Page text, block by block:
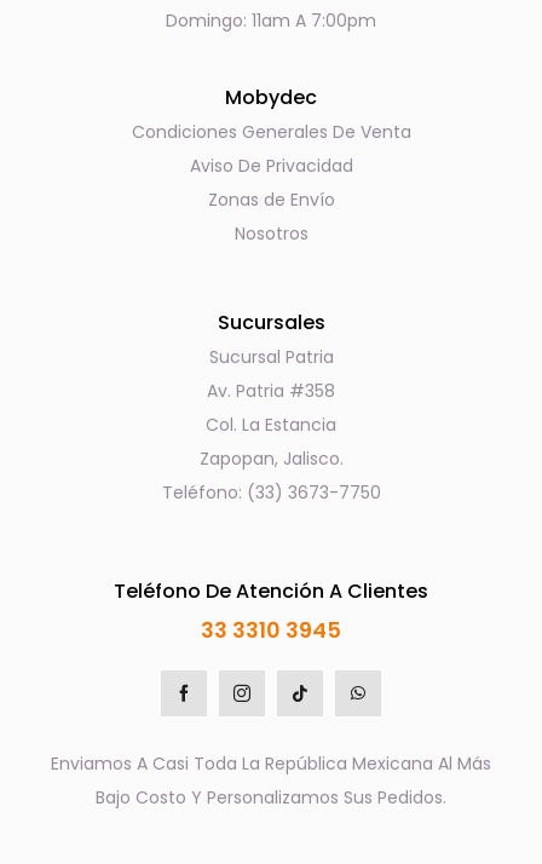
Domingo: 11am A 7:00pm
Mobydec
Condiciones Generales De Venta
Aviso De Privacidad
Zonas de Envío
Nosotros
Sucursales
Sucursal Patria
Av. Patria #358
Col. La Estancia
Zapopan, Jalisco.
Teléfono: (33) 3673-7750
Teléfono De Atención A Clientes
33 3310 3945
Enviamos A Casi Toda La República Mexicana Al Más
Bajo Costo Y Personalizamos Sus Pedidos.